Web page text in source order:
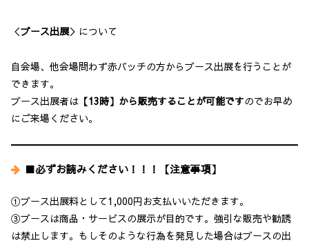
＜ブース出展＞について
自会場、他会場問わず赤バッチの方からブース出展を行うことが
できます。
ブース出展者は 【13時】から販売することが可能ですのでお早め
にご来場ください。
■必ずお読みください！！！【注意事項】
①ブース出展料として1,000円お支払いいただきます。
③ブースは商品・サービスの展示が目的です。強引な販売や勧誘
は禁止します。もしそのような行為を発見した場合はブースの出